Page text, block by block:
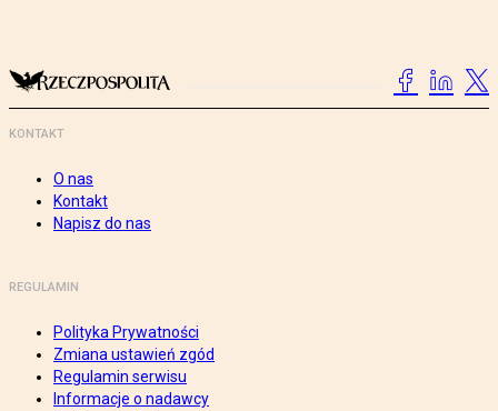
KONTAKT
O nas
Kontakt
Napisz do nas
REGULAMIN
Polityka Prywatności
Zmiana ustawień zgód
Regulamin serwisu
Informacje o nadawcy